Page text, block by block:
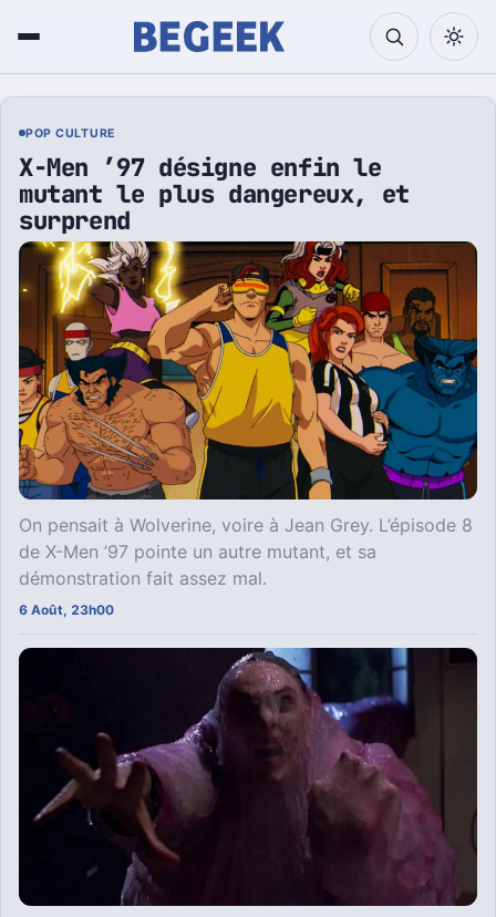
Tech et Pop culture
POP CULTURE
X-Men ’97 désigne enfin le
mutant le plus dangereux, et
surprend
On pensait à Wolverine, voire à Jean Grey. L’épisode 8
de X-Men ’97 pointe un autre mutant, et sa
démonstration fait assez mal.
6 Août, 23h00